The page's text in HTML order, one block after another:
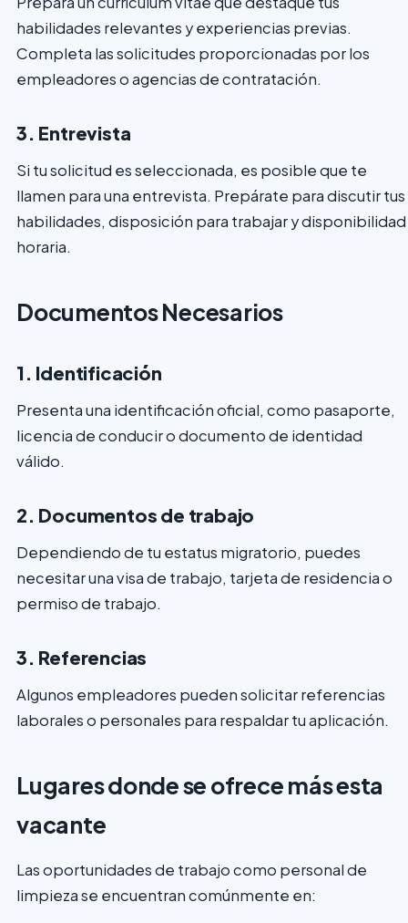
habilidades relevantes y experiencias previas.
Completa las solicitudes proporcionadas por los
empleadores o agencias de contratación.
3. Entrevista
Si tu solicitud es seleccionada, es posible que te
llamen para una entrevista. Prepárate para discutir tus
habilidades, disposición para trabajar y disponibilidad
horaria.
Documentos Necesarios
1. Identificación
Presenta una identificación oficial, como pasaporte,
licencia de conducir o documento de identidad
válido.
2. Documentos de trabajo
Dependiendo de tu estatus migratorio, puedes
necesitar una visa de trabajo, tarjeta de residencia o
permiso de trabajo.
3. Referencias
Algunos empleadores pueden solicitar referencias
laborales o personales para respaldar tu aplicación.
Lugares donde se ofrece más esta
vacante
Las oportunidades de trabajo como personal de
limpieza se encuentran comúnmente en: